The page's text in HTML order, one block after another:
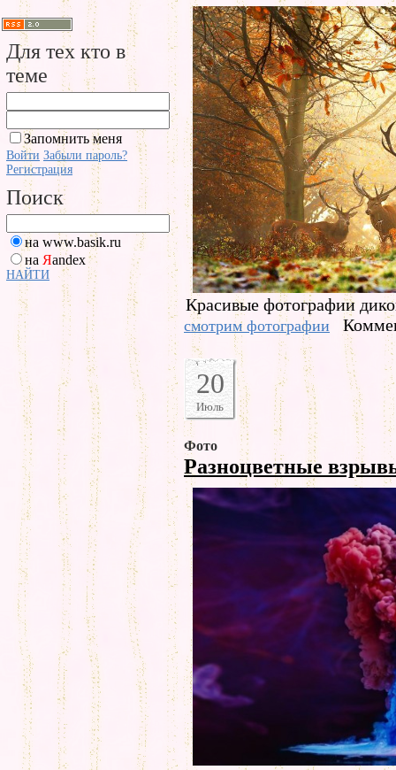
Для тех кто в
теме
Запомнить меня
Войти Забыли пароль?
Регистрация
Поиск
на www.basik.ru
на Яandex
НАЙТИ
Красивые фотографии
смотрим фотографии
20
Июль
Фото
Разноцветные